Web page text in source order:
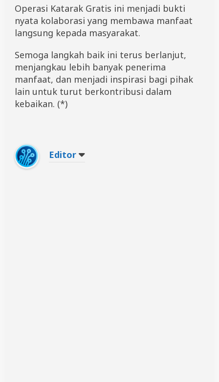
Operasi Katarak Gratis ini menjadi bukti
nyata kolaborasi yang membawa manfaat
langsung kepada masyarakat.
Semoga langkah baik ini terus berlanjut,
menjangkau lebih banyak penerima
manfaat, dan menjadi inspirasi bagi pihak
lain untuk turut berkontribusi dalam
kebaikan. (*)
Editor